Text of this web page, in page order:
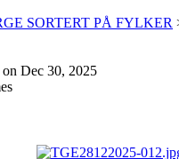
SORTERT PÅ FYLKER
Dec 30, 2025